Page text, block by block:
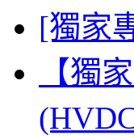
[獨家
【獨